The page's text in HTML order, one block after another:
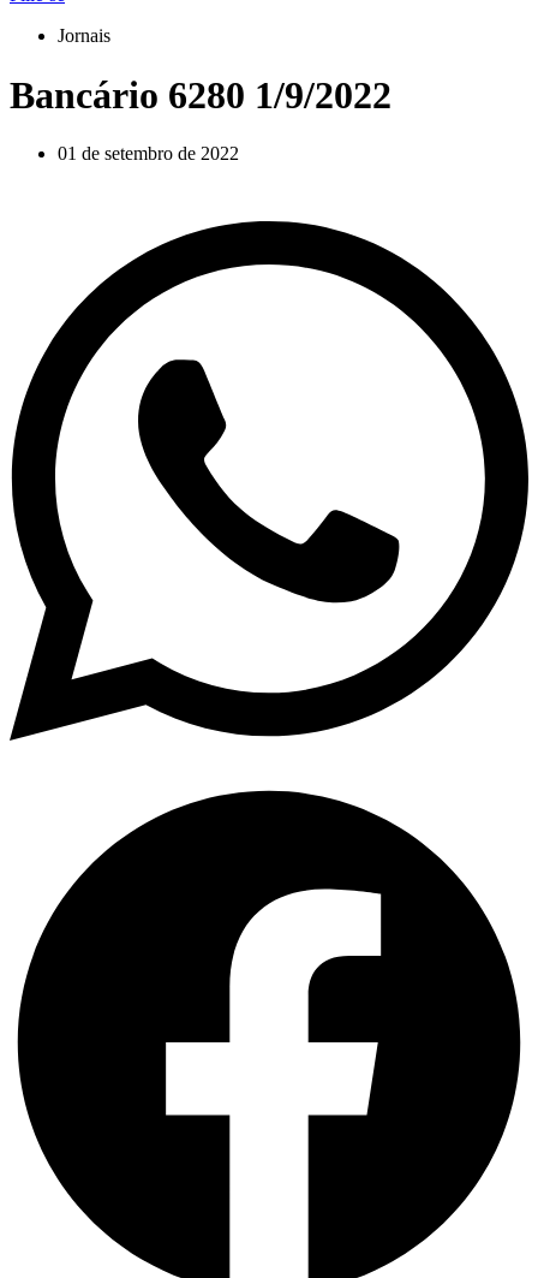
Jornais
Bancário 6280 1/9/2022
01 de setembro de 2022